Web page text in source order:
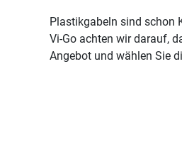
Plastikgabeln sind schon
Vi-Go achten wir darauf,
Angebot und wählen Sie